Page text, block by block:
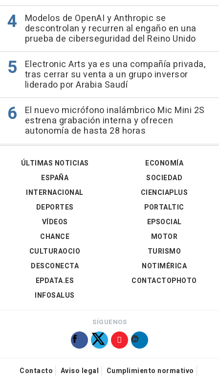
Modelos de OpenAI y Anthropic se
descontrolan y recurren al engaño en una
prueba de ciberseguridad del Reino Unido
Electronic Arts ya es una compañía privada,
tras cerrar su venta a un grupo inversor
liderado por Arabia Saudí
El nuevo micrófono inalámbrico Mic Mini 2S
estrena grabación interna y ofrecen
autonomía de hasta 28 horas
ÚLTIMAS NOTICIAS
ESPAÑA
INTERNACIONAL
DEPORTES
VÍDEOS
ECONOMÍA
SOCIEDAD
CIENCIAPLUS
PORTALTIC
EPSOCIAL
CHANCE
CULTURAOCIO
DESCONECTA
EPDATA.ES
INFOSALUS
MOTOR
TURISMO
NOTIMÉRICA
CONTACTOPHOTO
SÍGUENOS
Contacto Aviso legal
Cumplimiento normativo